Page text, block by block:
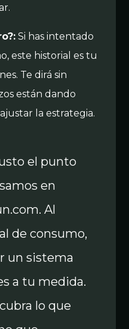
Si has intentado
este historial es tu
Te dirá sin
están dando
la estrategia.
el punto
en
Al
de consumo,
un sistema
a tu medida.
lo que